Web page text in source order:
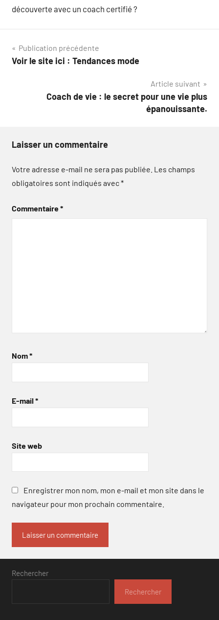
découverte avec un coach certifié ?
Navigation
de
Publication précédente
Voir le site ici : Tendances mode
Article suivant
Coach de vie : le secret pour une vie plus
épanouissante.
Laisser un commentaire
Votre adresse e-mail ne sera pas publiée. Les champs
obligatoires sont indiqués avec*
Commentaire*
Nom*
E-mail *
Site web
Enregistrer mon nom, mon e-mail et mon site dans le
navigateur pour mon prochain commentaire.
Rechercher
Rechercher